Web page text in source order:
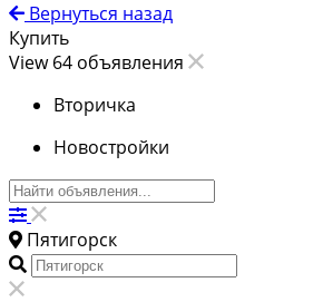
Вернуться назад
Купить
View 64 объявления
Вторичка
Новостройки
Пятигорск